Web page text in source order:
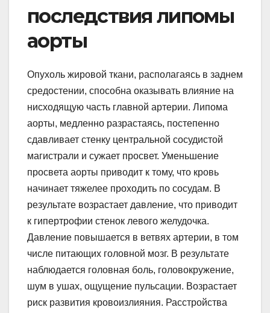
последствия липомы
аорты
Опухоль жировой ткани, располагаясь в заднем
средостении, способна оказывать влияние на
нисходящую часть главной артерии. Липома
аорты, медленно разрастаясь, постепенно
сдавливает стенку центральной сосудистой
магистрали и сужает просвет. Уменьшение
просвета аорты приводит к тому, что кровь
начинает тяжелее проходить по сосудам. В
результате возрастает давление, что приводит
к гипертрофии стенок левого желудочка.
Давление повышается в ветвях артерии, в том
числе питающих головной мозг. В результате
наблюдается головная боль, головокружение,
шум в ушах, ощущение пульсации. Возрастает
риск развития кровоизлияния. Расстройства